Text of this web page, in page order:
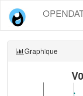
Graphique